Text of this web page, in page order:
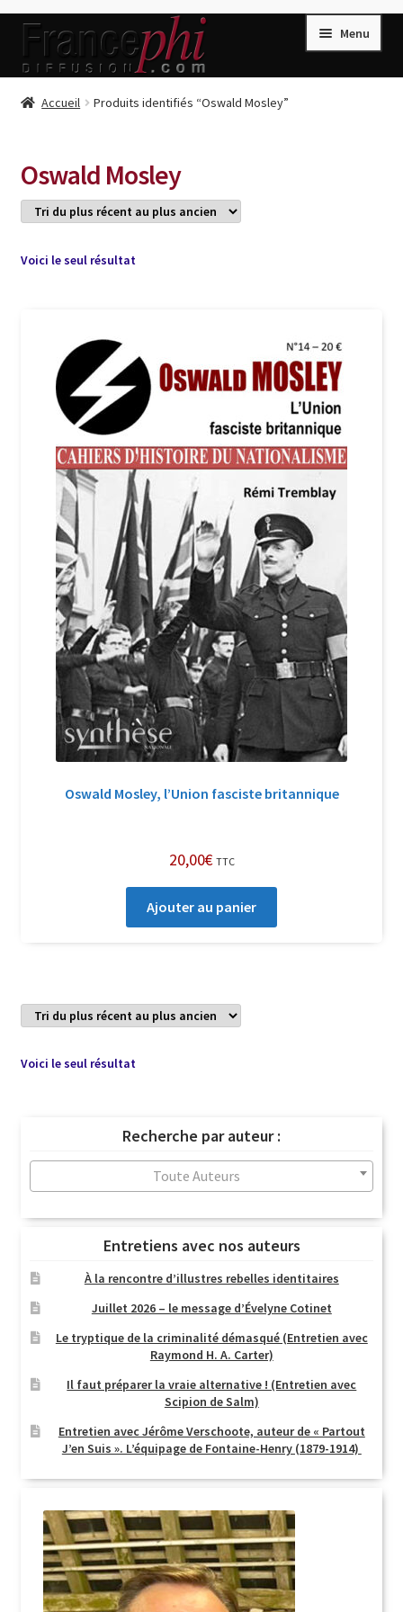
Aller
la
Aller
contenu
Menu
Accueil
Conditions de Vente
Connection
Livres de Peter Randa
Livres de Philippe Randa
Login Customizer
Newsletter
Nous Contacter
Panier
Politique de confidentialité et cookies
Qui sommes-nous ?
Soutien à Philippe Randa
Suivi de la Commande
Accueil Produits identifiés “Oswald Mosley”
Oswald Mosley
Voici le seul résultat
Oswald Mosley, l’Union fasciste britannique
20,00€ TTC
Ajouter au panier
Voici le seul résultat
Recherche par auteur :
Toute Auteurs
Entretiens avec nos auteurs
À la rencontre d’illustres rebelles identitaires
Juillet 2026 – le message d’Évelyne Cotinet
Le tryptique de la criminalité démasqué (Entretien avec
Raymond H. A. Carter)
Il faut préparer la vraie alternative ! (Entretien avec
Scipion de Salm)
Entretien avec Jérôme Verschoote, auteur de « Partout
J’en Suis ». L’équipage de Fontaine-Henry (1879-1914)